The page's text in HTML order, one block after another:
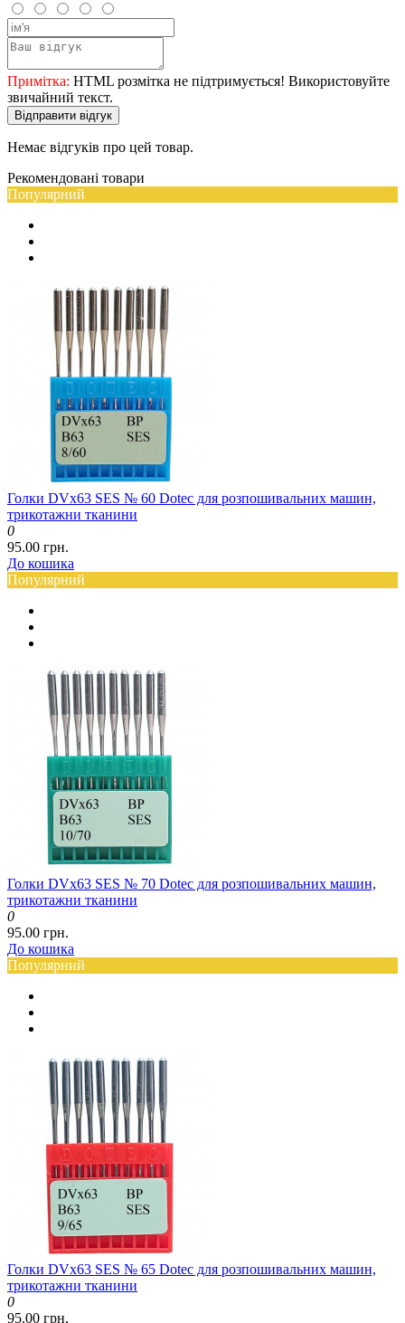
Примітка: HTML розмітка не підтримується! Використовуйте
звичайний текст.
Відправити відгук
Немає відгуків про цей товар.
Рекомендовані товари
Популярний
Голки DVx63 SES № 60 Dotec для розпошивальних машин,
трикотажни тканини
0
95.00 грн.
До кошика
Популярний
Голки DVx63 SES № 70 Dotec для розпошивальних машин,
трикотажни тканини
0
95.00 грн.
До кошика
Популярний
Голки DVx63 SES № 65 Dotec для розпошивальних машин,
трикотажни тканини
0
95.00 грн.